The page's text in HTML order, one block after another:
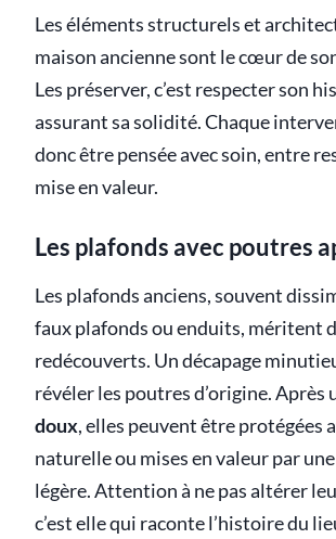
Les éléments structurels et
maison ancienne sont le cœur de
Les préserver, c’est respecter son
assurant sa solidité. Chaque
donc être pensée avec soin, entre
mise en valeur.
Les plafonds avec poutres
Les plafonds anciens, souvent
faux plafonds ou enduits, méritent
redécouverts. Un décapage
révéler les poutres d’origine. Après
doux, elles peuvent être protégées
naturelle ou mises en valeur par
légère. Attention à ne pas altérer
c’est elle qui raconte l’histoire du